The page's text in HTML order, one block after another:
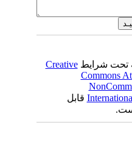
تحت شرایطCreative
Commons
قابل